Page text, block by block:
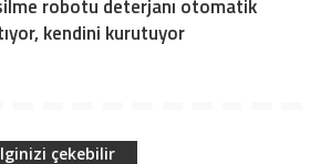
robotu deterjanı otomatik
kendini kurutuyor
çekebilir